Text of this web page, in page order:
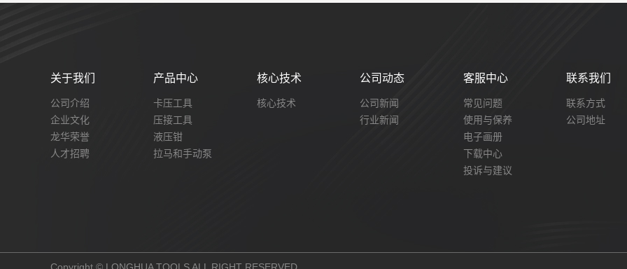
关于我们
公司介绍
企业文化
龙华荣誉
人才招聘
产品中心
卡压工具
压接工具
液压钳
拉马和手动泵
核心技术
核心技术
公司动态
公司新闻
行业新闻
客服中心
常见问题
使用与保养
电子画册
下载中心
投诉与建议
联系我们
联系方式
公司地址